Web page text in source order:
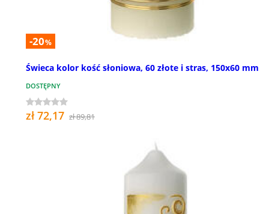
-20%
Świeca kolor kość słoniowa, 60 złote i stras, 150x60 mm
DOSTĘPNY
zł 72,17 zł 89,81